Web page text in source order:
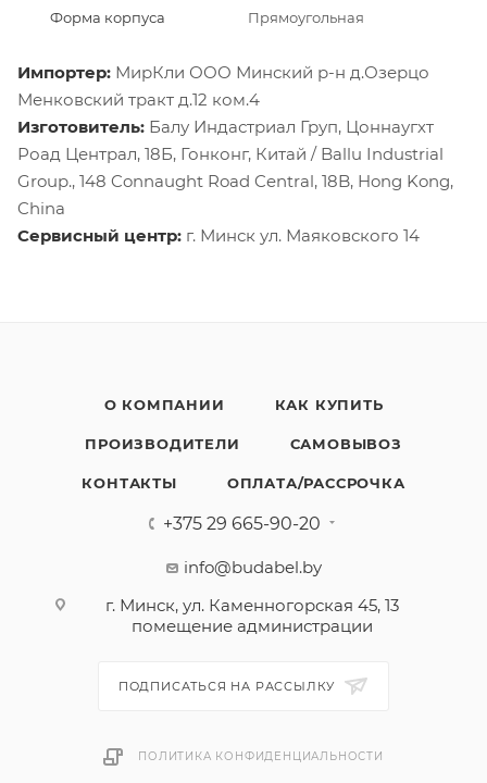
Форма корпуса
Прямоугольная
Импортер: МирКли ООО Минский р-н д.Озерцо
Менковский тракт д.12 ком.4
Изготовитель: Балу Индастриал Груп, Цоннаугхт
Роад Централ, 18Б, Гонконг, Китай / Ballu Industrial
Group., 148 Connaught Road Central, 18B, Hong Kong,
China
Сервисный центр: г. Минск ул. Маяковского 14
О КОМПАНИИ КАК КУПИТЬ
ПРОИЗВОДИТЕЛИ САМОВЫВОЗ
КОНТАКТЫ ОПЛАТА/РАССРОЧКА
+375 29 665-90-20
info@budabel.by
г. Минск, ул. Каменногорская 45, 13
помещение администрации
ПОДПИСАТЬСЯ НА РАССЫЛКУ
ПОЛИТИКА КОНФИДЕНЦИАЛЬНОСТИ